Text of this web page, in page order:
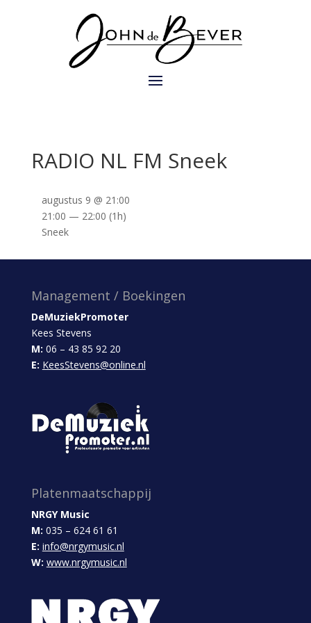
RADIO NL FM Sneek
augustus 9 @ 21:00
21:00 — 22:00 (1h)
Sneek
Management / Boekingen
DeMuziekPromoter
Kees Stevens
M: 06 – 43 85 92 20
E: KeesStevens@online.nl
Platenmaatschappij
NRGY Music
M: 035 – 624 61 61
E: info@nrgymusic.nl
W: www.nrgymusic.nl